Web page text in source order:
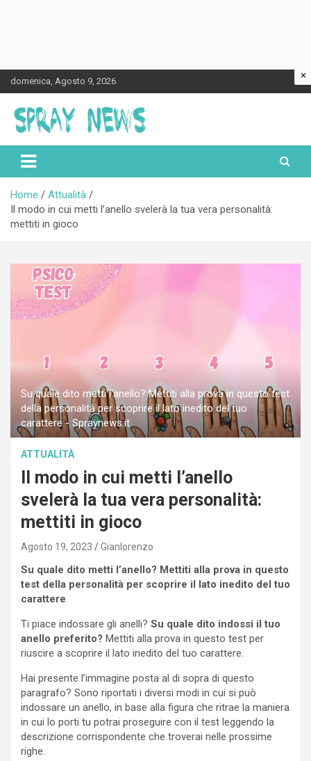
Skip
to
content
domenica, Agosto 9, 2026
Spraynews.it
Home
Attualità
Il modo in cui metti l’anello svelerà la tua vera personalità:
mettiti in gioco
Su quale dito metti l'anello? Mettiti alla prova in questo test
della personalità per scoprire il lato inedito del tuo
carattere - Spraynews.it
ATTUALITÀ
Il modo in cui metti l’anello
svelerà la tua vera personalità:
mettiti in gioco
Agosto 19, 2023 Gianlorenzo
Su quale dito metti l’anello? Mettiti alla prova in questo
test della personalità per scoprire il lato inedito del tuo
carattere
Ti piace indossare gli anelli? Su quale dito indossi il tuo
anello preferito? Mettiti alla prova in questo test per
riuscire a scoprire il lato inedito del tuo carattere.
Hai presente l’immagine posta al di sopra di questo
paragrafo? Sono riportati i diversi modi in cui si può
indossare un anello, in base alla figura che ritrae la maniera
in cui lo porti tu potrai proseguire con il test leggendo la
descrizione corrispondente che troverai nelle prossime
righe.
×